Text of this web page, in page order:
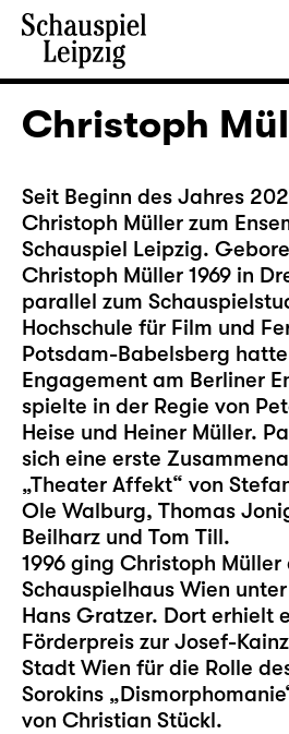
Christoph
Seit Beginn des Jahres
Christoph Müller zum
Schauspiel Leipzig.
Christoph Müller 1969 in
parallel zum
Hochschule für Film und
Potsdam-Babelsberg
Engagement am Berliner
spielte in der Regie von
Heise und Heiner Müller.
sich eine erste
„Theater Affekt“ von
Ole Walburg, Thomas
Beilharz und Tom Till.
1996 ging Christoph Müller
Schauspielhaus Wien
Hans Gratzer. Dort erhielt
Förderpreis zur Josef-
Stadt Wien für die Rolle
Sorokins
von Christian Stückl.